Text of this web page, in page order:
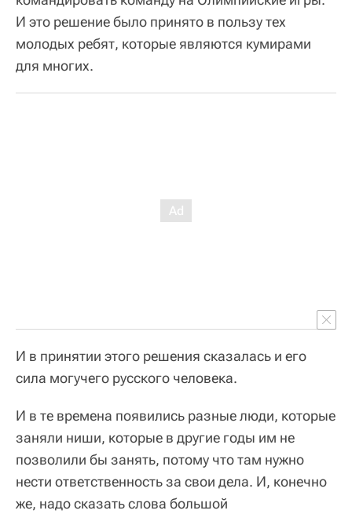
И это решение было принято в пользу тех
молодых ребят, которые являются кумирами
для многих.
И в принятии этого решения сказалась и его
сила могучего русского человека.
И в те времена появились разные люди, которые
заняли ниши, которые в другие годы им не
позволили бы занять, потому что там нужно
нести ответственность за свои дела. И, конечно
же, надо сказать слова большой